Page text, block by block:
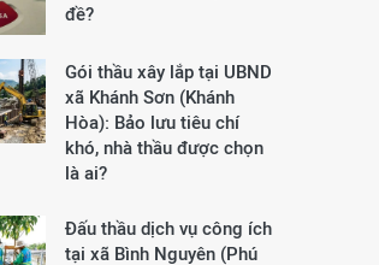
đề?
Gói thầu xây lắp tại UBND
xã Khánh Sơn (Khánh
Hòa): Bảo lưu tiêu chí
khó, nhà thầu được chọn
là ai?
Đấu thầu dịch vụ công ích
tại xã Bình Nguyên (Phú